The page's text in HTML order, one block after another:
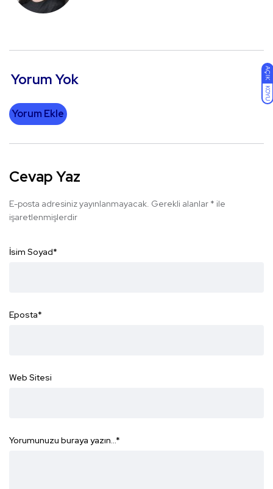
AÇIK
KOYU
Yorum Yok
Yorum Ekle
Cevap Yaz
E-posta adresiniz yayınlanmayacak. Gerekli alanlar * ile
işaretlenmişlerdir
İsim Soyad*
Eposta*
Web Sitesi
Yorumunuzu buraya yazın...*